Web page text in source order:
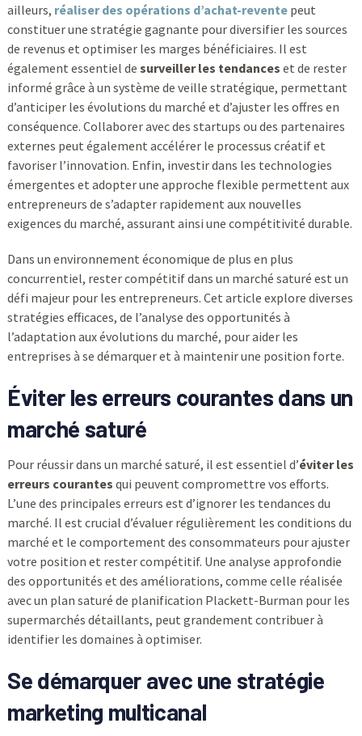
ailleurs, réaliser des opérations d’achat-reventepeut
constituer une stratégie gagnante pour diversifier les sources
de revenus et optimiser les marges bénéficiaires. Il est
également essentiel de surveiller les tendances et de rester
informé grâce à un système de veille stratégique, permettant
d’anticiper les évolutions du marché et d’ajuster les offres en
conséquence. Collaborer avec des startups ou des partenaires
externes peut également accélérer le processus créatif et
favoriser l’innovation. Enfin, investir dans les technologies
émergentes et adopter une approche flexible permettent aux
entrepreneurs de s’adapter rapidement aux nouvelles
exigences du marché, assurant ainsi une compétitivité durable.
Dans un environnement économique de plus en plus
concurrentiel, rester compétitif dans un marché saturé est un
défi majeur pour les entrepreneurs. Cet article explore diverses
stratégies efficaces, de l’analyse des opportunités à
l’adaptation aux évolutions du marché, pour aider les
entreprises à se démarquer et à maintenir une position forte.
Éviter les erreurs courantes dans un
marché saturé
Pour réussir dans un marché saturé, il est essentiel d’éviter les
erreurs courantes qui peuvent compromettre vos efforts.
L’une des principales erreurs est d’ignorer les tendances du
marché. Il est crucial d’évaluer régulièrement les conditions du
marché et le comportement des consommateurs pour ajuster
votre position et rester compétitif. Une analyse approfondie
des opportunités et des améliorations, comme celle réalisée
avec un plan saturé de planification Plackett-Burman pour les
supermarchés détaillants, peut grandement contribuer à
identifier les domaines à optimiser.
Se démarquer avec une stratégie
marketing multicanal